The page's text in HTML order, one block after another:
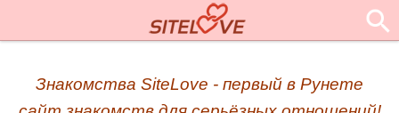
Знакомства SiteLove - первый в Рунете